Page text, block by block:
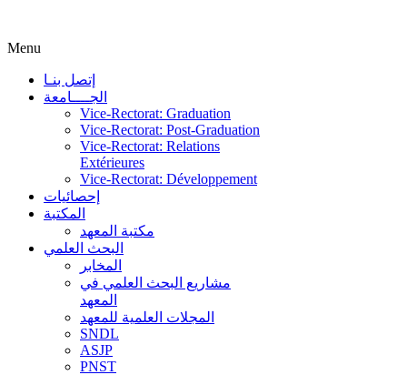
Menu
إتصل بنـا
الجــــامعة
Vice-Rectorat: Graduation
Vice-Rectorat: Post-Graduation
Vice-Rectorat: Relations
Extérieures
Vice-Rectorat: Développement
إحصائيات
المكتبة
مكتبة المعهد
البحث العلمي
المخابر
مشاريع البحث العلمي في
المعهد
المجلات العلمية للمعهد
SNDL
ASJP
PNST